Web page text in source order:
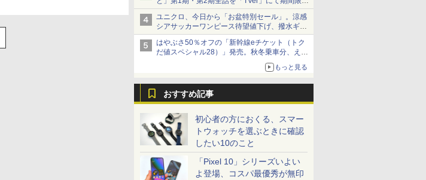
で順次無料配信開始
ユニクロ、今日から「お盆特別セール」。涼感
シアサッカーワンピース待望値下げ、撥水ギア
ショーツは1990円に
はやぶさ50％オフの「新幹線eチケット（トク
だ値スペシャル28）」発売。秋冬乗車分、えき
もっと見る
おすすめ記事
初心者の方におくる、スマー
トウォッチを選ぶときに確認
したい10のこと
「Pixel 10」シリーズいよい
よ登場、コスパ最優秀が無印